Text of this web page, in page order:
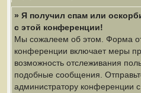
» Я получил спам или
с этой конференции!
Мы сожалеем об этом. Форма
конференции включает меры
возможность отслеживания
подобные сообщения.
администратору конференции